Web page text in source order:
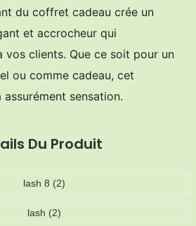
du coffret cadeau crée un
et accrocheur qui
vos clients. Que ce soit pour un
ou comme cadeau, cet
sensation.
Du Produit